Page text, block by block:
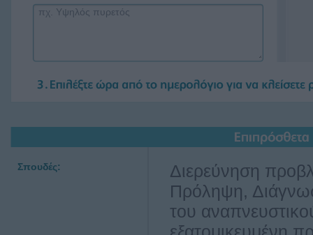
Σπουδές:
Διερεύνηση
Πρόληψη,
του